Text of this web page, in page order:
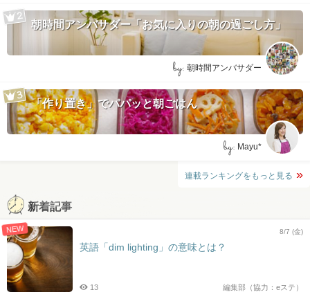
朝時間アンバサダー「お気に入りの朝の過ごし方」
by: 朝時間アンバサダー
「作り置き」でパパッと朝ごはん
by: Mayu*
連載ランキングをもっと見る
新着記事
NEW 8/7 (金)
英語「dim lighting」の意味とは？
編集部（協力：eステ）
13